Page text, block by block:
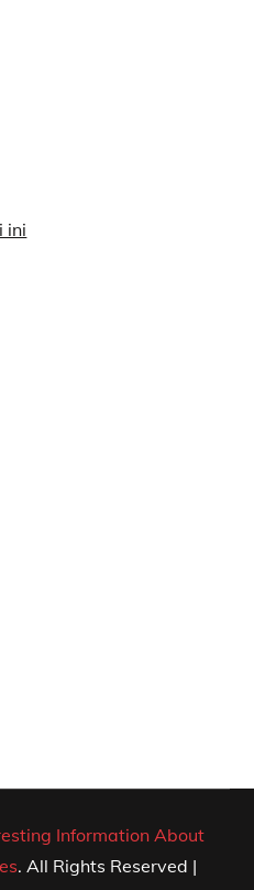
ini
Information About
. All Rights Reserved |